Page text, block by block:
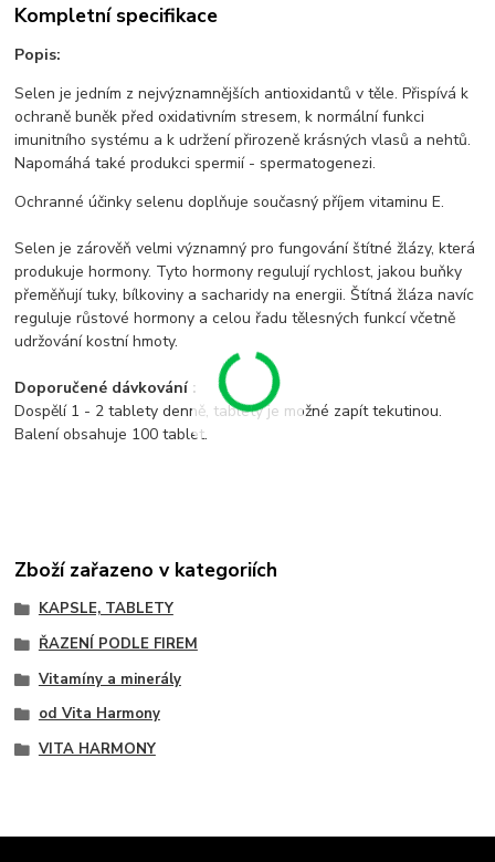
Kompletní specifikace
Popis:
Selen je jedním z nejvýznamnějších antioxidantů v těle. Přispívá k
ochraně buněk před oxidativním stresem, k normální funkci
imunitního systému a k udržení přirozeně krásných vlasů a nehtů.
Napomáhá také produkci spermií - spermatogenezi.
Ochranné účinky selenu doplňuje současný příjem vitaminu E.
Selen je zárověň velmi významný pro fungování štítné žlázy, která
produkuje hormony. Tyto hormony regulují rychlost, jakou buňky
přeměňují tuky, bílkoviny a sacharidy na energii. Štítná žláza navíc
reguluje růstové hormony a celou řadu tělesných funkcí včetně
udržování kostní hmoty.
Doporučené dávkování :
Dospělí 1 - 2 tablety denně, tablety je možné zapít tekutinou.
Balení obsahuje 100 tablet.
Zboží zařazeno v kategoriích
KAPSLE, TABLETY
ŘAZENÍ PODLE FIREM
Vitamíny a minerály
od Vita Harmony
VITA HARMONY